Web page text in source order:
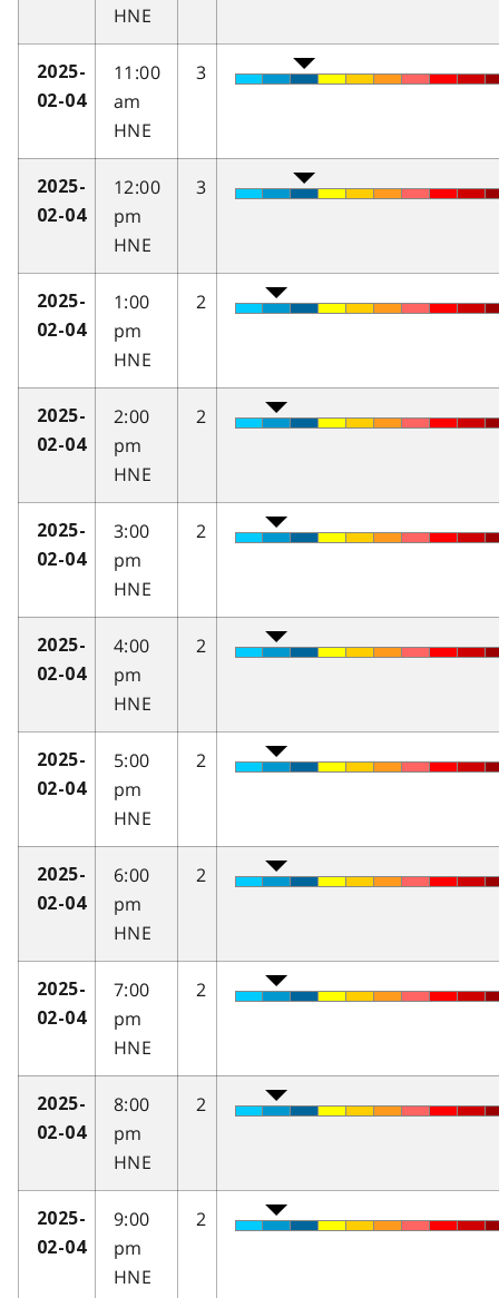
HNE
2025-
02-04
11:00
am
HNE
3
2025-
02-04
12:00
pm
HNE
3
2025-
02-04
1:00
pm
HNE
2
2025-
02-04
2:00
pm
HNE
2
2025-
02-04
3:00
pm
HNE
2
2025-
02-04
4:00
pm
HNE
2
2025-
02-04
5:00
pm
HNE
2
2025-
02-04
6:00
pm
HNE
2
2025-
02-04
7:00
pm
HNE
2
2025-
02-04
8:00
pm
HNE
2
2025-
02-04
9:00
pm
HNE
2